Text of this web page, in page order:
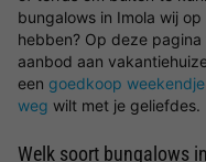
bungalows in Imola wij
hebben? Op deze
aanbod aan
een goedkoop
weg wilt met je geliefdes.
Welk soort bungalows